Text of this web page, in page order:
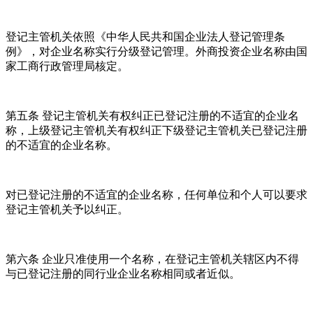
登记主管机关依照《中华人民共和国企业法人登记管理条
例》，对企业名称实行分级登记管理。外商投资企业名称由国
家工商行政管理局核定。
第五条 登记主管机关有权纠正已登记注册的不适宜的企业名
称，上级登记主管机关有权纠正下级登记主管机关已登记注册
的不适宜的企业名称。
对已登记注册的不适宜的企业名称，任何单位和个人可以要求
登记主管机关予以纠正。
第六条 企业只准使用一个名称，在登记主管机关辖区内不得
与已登记注册的同行业企业名称相同或者近似。